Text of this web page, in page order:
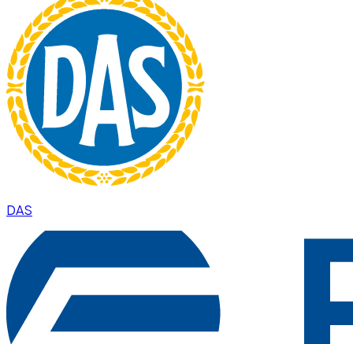
DAS